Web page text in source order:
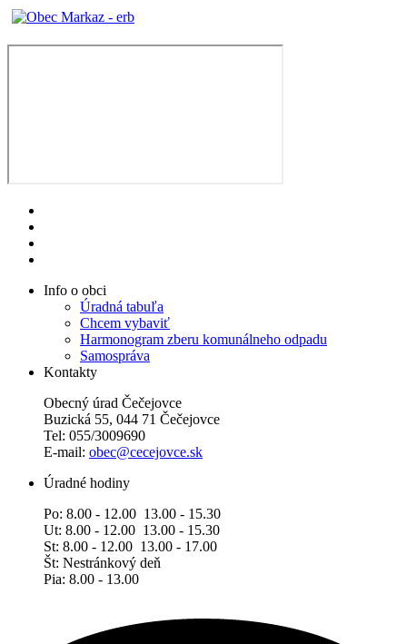
Info o obci
Úradná tabuľa
Chcem vybaviť
Harmonogram zberu komunálneho odpadu
Samospráva
Kontakty
Obecný úrad Čečejovce
Buzická 55, 044 71 Čečejovce
Tel: 055/3009690
E-mail: obec@cecejovce.sk
Úradné hodiny
Po: 8.00 - 12.00 13.00 - 15.30
Ut: 8.00 - 12.00 13.00 - 15.30
St: 8.00 - 12.00 13.00 - 17.00
Št: Nestránkový deň
Pia: 8.00 - 13.00